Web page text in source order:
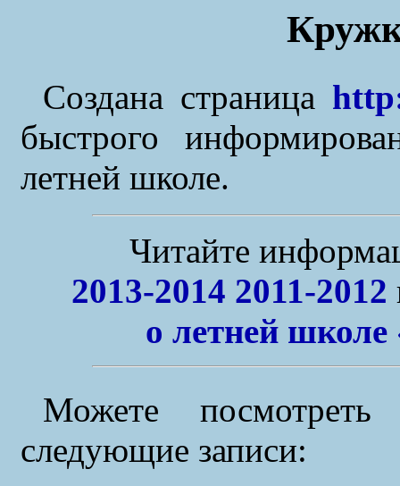
Создана страница
быстрого
летней школе.
Читайте
2013-2014 2011-2012
о летней школе
Можете
следующие записи: